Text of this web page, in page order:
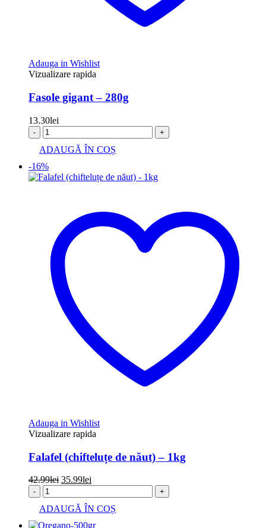
Adauga in Wishlist
Vizualizare rapida
Fasole gigant – 280g
13.30lei
- +
ADAUGĂ ÎN COȘ
-16%
Adauga in Wishlist
Vizualizare rapida
Falafel (chifteluțe de năut) – 1kg
42.99lei Prețul
a
fost:
42.99lei.
35.99lei
este:
35.99lei.
- +
ADAUGĂ ÎN COȘ